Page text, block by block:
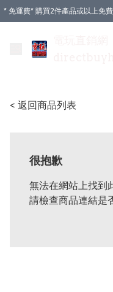
* 免運費* 購買2件產品或以上免
< 返回商品列表
很抱歉
無法在網站上找到
請檢查商品連結是